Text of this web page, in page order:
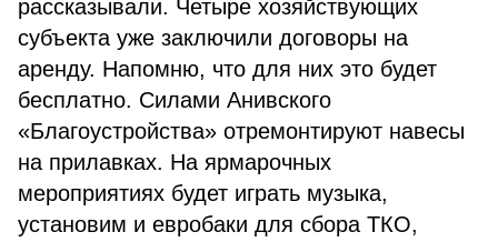
рассказывали. Четыре хозяйствующих
субъекта уже заклю­чили договоры на
аренду. Напомню, что для них это будет
бесплатно. Силами Анивского
«Благоустройства» отремонтируют навесы
на прилавках. На ярмарочных
мероприятиях будет играть музыка,
установим и евробаки для сбора ТКО,